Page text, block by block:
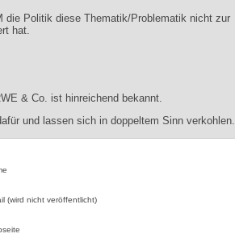
die Politik diese Thematik/Problematik nicht zur
hat.
& Co. ist hinreichend bekannt.
und lassen sich in doppeltem Sinn verkohlen.
(wird nicht veröffentlicht)